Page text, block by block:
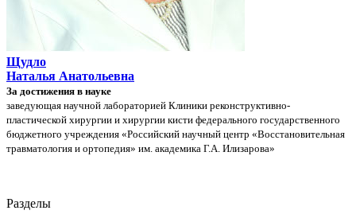
Щудло
Наталья Анатольевна
За достижения в науке
заведующая научной лабораторией Клиники реконструктивно-
пластической хирургии и хирургии кисти федерального государственного
бюджетного учреждения «Российский научный центр «Восстановительная
травматология и ортопедия» им. академика Г.А. Илизарова»
Разделы